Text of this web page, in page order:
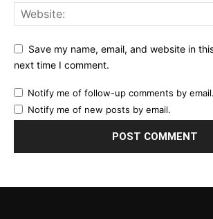
Save my name, email, and website in
next time I comment.
Notify me of follow-up comments by email.
Notify me of new posts by email.